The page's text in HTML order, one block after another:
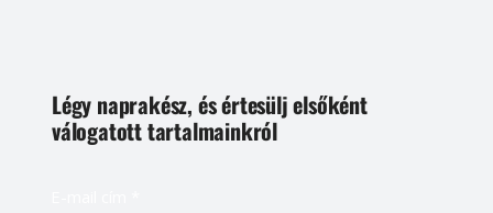
Légy naprakész, és értesülj elsőként
válogatott tartalmainkról